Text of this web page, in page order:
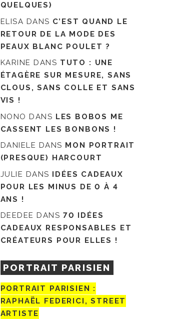
QUELQUES)
ELISA DANS C’EST QUAND LE
RETOUR DE LA MODE DES
PEAUX BLANC POULET ?
KARINE DANS TUTO : UNE
ÉTAGÈRE SUR MESURE, SANS
CLOUS, SANS COLLE ET SANS
VIS !
NONO DANS LES BOBOS ME
CASSENT LES BONBONS !
DANIELE DANS MON PORTRAIT
(PRESQUE) HARCOURT
JULIE DANS IDÉES CADEAUX
POUR LES MINUS DE 0 À 4
ANS !
DEEDEE DANS 70 IDÉES
CADEAUX RESPONSABLES ET
CRÉATEURS POUR ELLES !
PORTRAIT PARISIEN
PORTRAIT PARISIEN :
RAPHAËL FEDERICI, STREET
ARTISTE